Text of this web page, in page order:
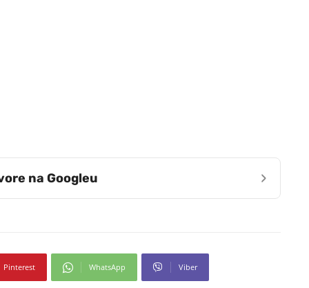
na Googleu ›
Pinterest WhatsApp Viber